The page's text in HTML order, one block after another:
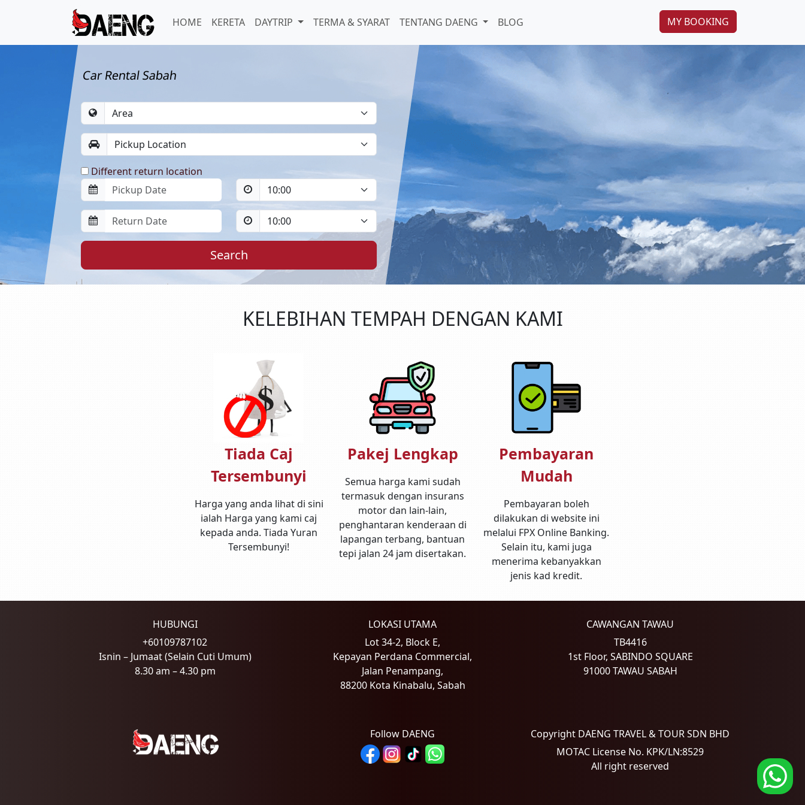
HOME KERETA DAYTRIP TERMA & SYARAT TENTANG DAENG BLOG MY BOOKING
Car Rental Sabah
Different return location
KELEBIHAN TEMPAH DENGAN KAMI
Tiada Caj
Tersembunyi
Harga yang anda lihat di sini
ialah Harga yang kami caj
kepada anda. Tiada Yuran
Tersembunyi!
Pakej Lengkap
Semua harga kami sudah
termasuk dengan insurans
motor dan lain-lain,
penghantaran kenderaan di
lapangan terbang, bantuan
tepi jalan 24 jam disertakan.
Pembayaran
Mudah
Pembayaran boleh
dilakukan di website ini
melalui FPX Online Banking.
Selain itu, kami juga
menerima kebanyakkan
jenis kad kredit.
HUBUNGI
+60109787102
Isnin – Jumaat (Selain Cuti Umum)
8.30 am – 4.30 pm
LOKASI UTAMA
Lot 34-2, Block E,
Kepayan Perdana Commercial,
Jalan Penampang,
88200 Kota Kinabalu, Sabah
CAWANGAN TAWAU
TB4416
1st Floor, SABINDO SQUARE
91000 TAWAU SABAH
Follow DAENG
Copyright DAENG TRAVEL & TOUR SDN BHD
MOTAC License No. KPK/LN:8529
All right reserved